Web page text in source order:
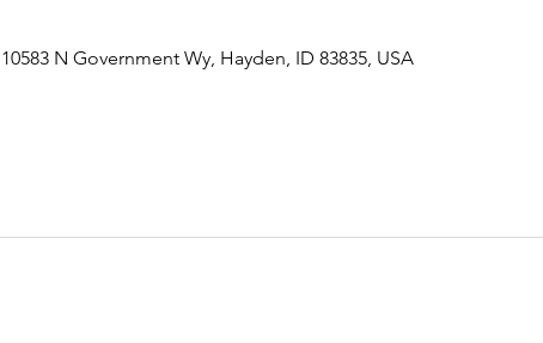
N Government Wy, Hayden, ID 83835, USA